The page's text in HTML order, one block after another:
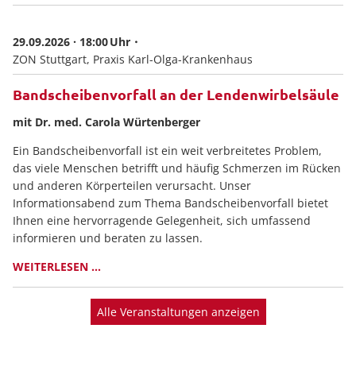
29.09.2026 · 18:00
ZON Stuttgart, Praxis Karl-Olga-Krankenhaus
Bandscheibenvorfall an der Lendenwirbelsäule
mit Dr. med. Carola Würtenberger
Ein Bandscheibenvorfall ist ein weit verbreitetes Problem,
das viele Menschen betrifft und häufig Schmerzen im Rücken
und anderen Körperteilen verursacht. Unser
Informationsabend zum Thema Bandscheibenvorfall bietet
Ihnen eine hervorragende Gelegenheit, sich umfassend
informieren und beraten zu lassen.
WEITERLESEN …
BANDSCHEIBENVORFALL
AN
LENDENWIRBELSÄULE
Alle Veranstaltungen anzeigen